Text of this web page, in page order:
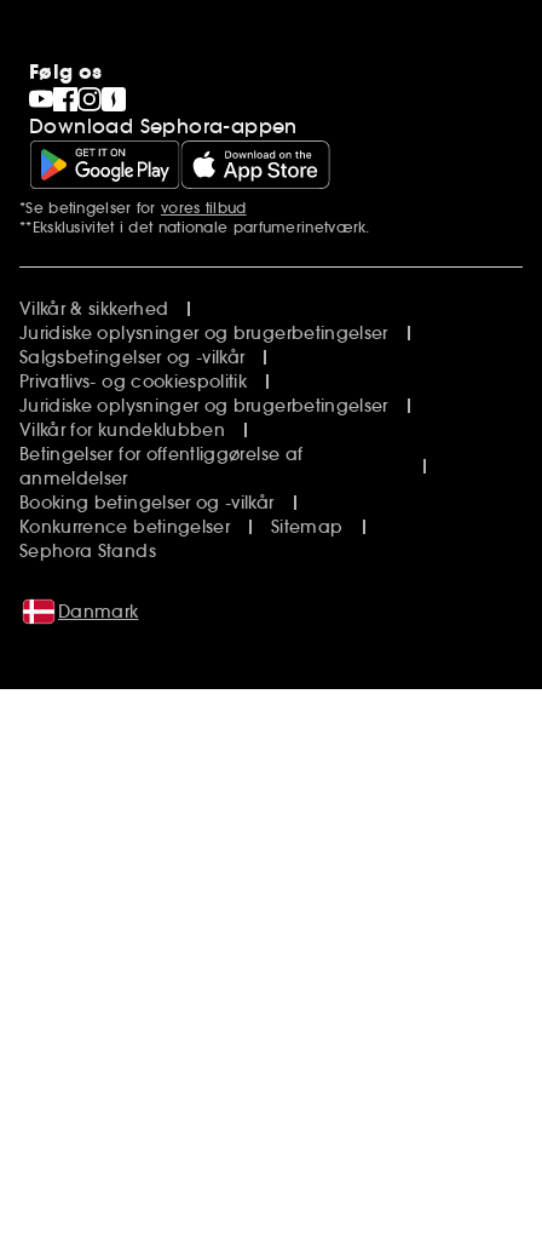
Følg os
Download Sephora-appen
Yderligere bemærkninger
*Se betingelser for vores tilbud
**Eksklusivitet i det nationale parfumerinetværk.
Vilkår & sikkerhed
Juridiske oplysninger og brugerbetingelser
Salgsbetingelser og -vilkår
Privatlivs- og cookiespolitik
Juridiske oplysninger og brugerbetingelser
Vilkår for kundeklubben
Betingelser for offentliggørelse af
anmeldelser
Booking betingelser og -vilkår
Konkurrence betingelser
Sitemap
Sephora Stands
Danmark